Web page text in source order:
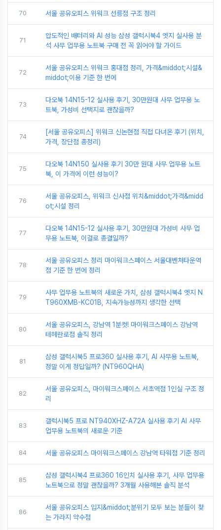
70 서울 공유오피스 위워크 선릉점 구조 정리
71
압도적인 배터리와 AI 성능 삼성 갤럭시북4 엣지 실사용 분
석 사무 업무용 노트북 구매 전 꼭 읽어야 할 가이드
72
서울 공유오피스 위워크 홍대점 정리, 가격&middot;시설&
middot;이용 기준 한 번에
73
다오북 14N15-12 실사용 후기, 30만원대 사무 업무용 노
트북, 가성비 선택지로 괜찮을까?
74
[서울 공유오피스] 위워크 신논현점 직접 다녀온 후기 (위치,
가격, 장단점 총정리)
75
다오북 14N150 실사용 후기 30만 원대 사무 업무용 노트
북, 이 가격에 이런 성능이?
76
서울 공유오피스, 위워크 신사점 위치&middot;가격&midd
ot;시설 정리
77
다오북 14N15-12 실사용 후기, 30만원대 가성비 사무 업
무용 노트북, 이걸로 종결일까?
78
서울 공유오피스 정리 마이워크스페이스 서울대벤처타운역
점 기준 한 번에 정리
79
사무 업무용 노트북의 새로운 가치, 삼성 갤럭시북4 엣지 N
T960XMB-KC01B, 지속가능성까지 생각한 선택
80
서울 공유오피스, 강남역 1분컷! 마이워크스페이스 강남역
테헤란로점 솔직 정리
81
삼성 갤럭시북5 프로360 실사용 후기, AI 사무용 노트북,
정말 이게 정답일까? (NT960QHA)
82
서울 공유오피스, 마이워크스페이스 서초역점 1인실 구조 정
리
83
갤럭시북5 프로 NT940XHZ-A72A 실사용 후기 AI 사무
업무용 노트북의 새로운 기준
84 서울 공유오피스 마이워크스페이스 강남역 타워점 기준 정리
85
삼성 갤럭시북4 프로360 16인치 실사용 후기, 사무 업무용
노트북으로 정말 괜찮을까? 3개월 사용해본 솔직 분석
86
서울 공유오피스 입지&middot;분위기 모두 보는 분들이 찾
는 가라지 약수점